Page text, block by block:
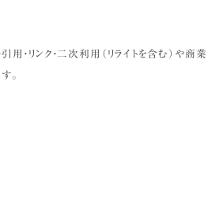
用・リンク・二次利用（リライトを含む）や商業
。